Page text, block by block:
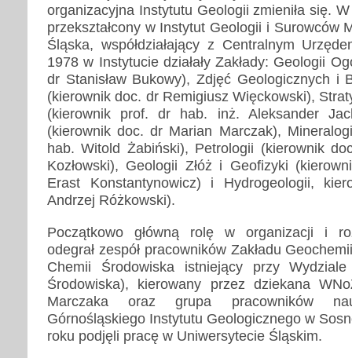
organizacyjna Instytutu Geologii zmieniła się.
przekształcony w Instytut Geologii i Surowców
Śląska, współdziałający z Centralnym
1978 w Instytucie działały Zakłady: Geologii
dr Stanisław Bukowy), Zdjęć Geologicznych i
(kierownik doc. dr Remigiusz Więckowski),
(kierownik prof. dr hab. inż. Aleksander
(kierownik doc. dr Marian Marczak),
hab. Witold Żabiński), Petrologii (kierownik
Kozłowski), Geologii Złóż i Geofizyki
Erast Konstantynowicz) i Hydrogeologii,
Andrzej Różkowski).
Początkowo główną rolę w organizacji i
odegrał zespół pracowników Zakładu
Chemii Środowiska istniejący przy
Środowiska), kierowany przez dziekana
Marczaka oraz grupa pracowników
Górnośląskiego Instytutu Geologicznego w
roku podjęli pracę w Uniwersytecie Śląskim.